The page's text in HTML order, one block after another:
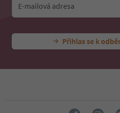
E-mailová adresa
Přihlas se k